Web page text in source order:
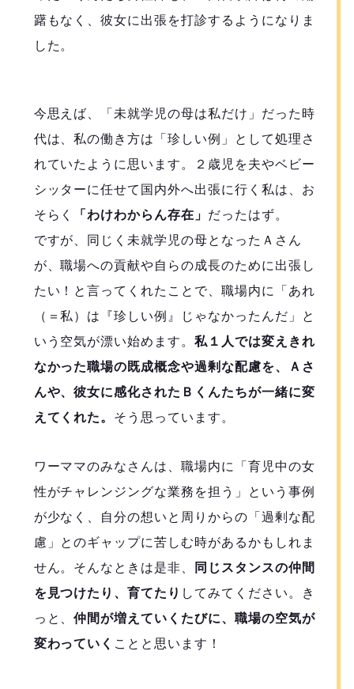
躇もなく、彼女に出張を打診するようになりま
した。
今思えば、「未就学児の母は私だけ」だった時
代は、私の働き方は「珍しい例」として処理さ
れていたように思います。２歳児を夫やベビー
シッターに任せて国内外へ出張に行く私は、お
そらく
「わけわからん存在」 だったはず。
ですが、同じく未就学児の母となったＡさん
が、職場への貢献や自らの成長のために出張し
たい！と言ってくれたことで、職場内に「あれ
（＝私）は『珍しい例』じゃなかったんだ」と
いう空気が漂い始めます。私１人では変えきれ
なかった職場の既成概念や過剰な配慮を、Ａさ
んや、彼女に感化されたＢくんたちが一緒に変
えてくれた。 そう思っています。
ワーママのみなさんは、職場内に「育児中の女
性がチャレンジングな業務を担う」という事例
が少なく、自分の想いと周りからの「過剰な配
慮」とのギャップに苦しむ時があるかもしれま
せん。そんなときは是非、
同じスタンスの仲間
を見つけたり、育てたり してみてください。き
っと、仲間が増えていくたびに、職場の空気が
変わっていく ことと思います！